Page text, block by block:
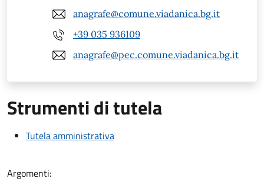
anagrafe@comune.viadanica.bg.it
+39 035 936109
anagrafe@pec.comune.viadanica.bg.it
Strumenti di tutela
Tutela amministrativa
Argomenti: